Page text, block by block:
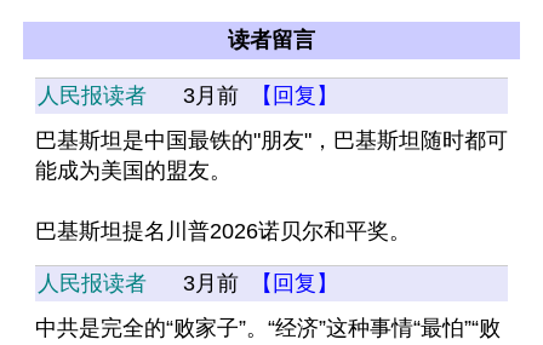
读者留言
人民报读者 3月前
【回复】
巴基斯坦是中国最铁的"朋友"，巴基斯坦随时都可
能成为美国的盟友。
巴基斯坦提名川普2026诺贝尔和平奖。
人民报读者 3月前
【回复】
中共是完全的“败家子”。“经济”这种事情“最怕”“败